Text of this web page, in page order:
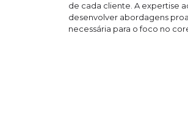
de cada cliente. A expertise
desenvolver abordagens
necessária para o foco no